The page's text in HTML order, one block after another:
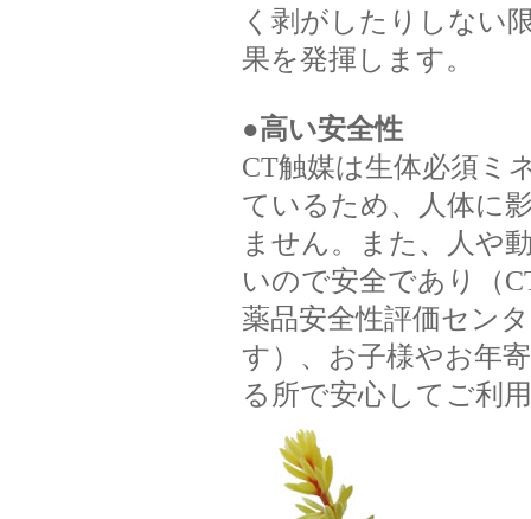
く剥がしたりしない
果を発揮します。
●高い安全性
CT触媒は生体必須ミ
ているため、人体に
ません。また、人や
いので安全であり（
薬品安全性評価セン
す）、お子様やお年
る所で安心してご利